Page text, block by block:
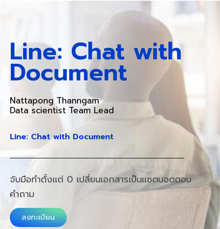
Line: Chat with
Document
Nattapong Thanngam
Data scientist Team Lead
Line: Chat with Document
จับมือทำตั้งแต่ 0 เปลี่ยนเอกสารเป็นแชตบอตตอบ
คำถาม
ลงทะเบียน